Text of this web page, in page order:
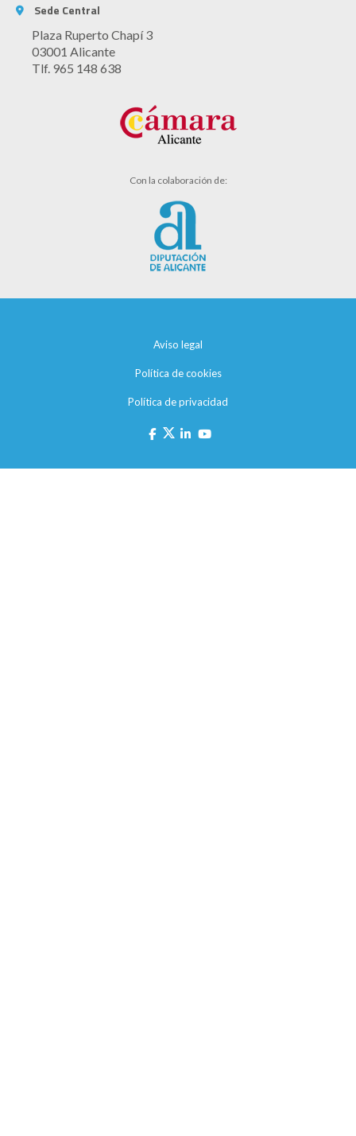
Sede Central
Plaza Ruperto Chapí 3
03001 Alicante
Tlf. 965 148 638
Con la colaboración de:
Aviso legal
Política de cookies
Política de privacidad